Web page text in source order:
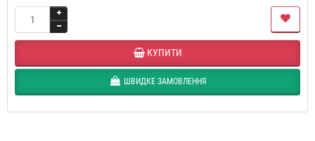
КУПИТИ
ШВИДКЕ ЗАМОВЛЕННЯ